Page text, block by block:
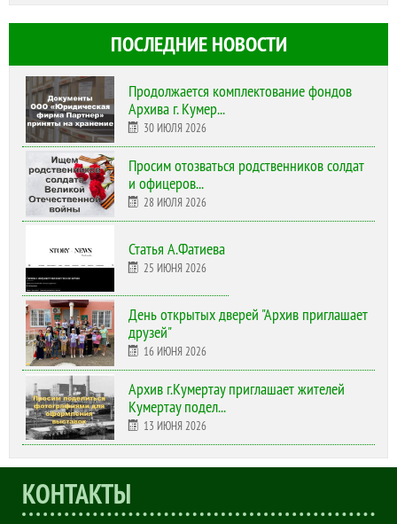
ПОСЛЕДНИЕ НОВОСТИ
Продолжается комплектование фондов
Архива г. Кумер...
30 ИЮЛЯ 2026
Просим отозваться родственников солдат
и офицеров...
28 ИЮЛЯ 2026
Статья А.Фатиева
25 ИЮНЯ 2026
День открытых дверей "Архив приглашает
друзей"
16 ИЮНЯ 2026
Архив г.Кумертау приглашает жителей
Кумертау подел...
13 ИЮНЯ 2026
КОНТАКТЫ